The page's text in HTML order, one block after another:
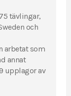
tävlingar,
och
arbetat som
annat
upplagor av